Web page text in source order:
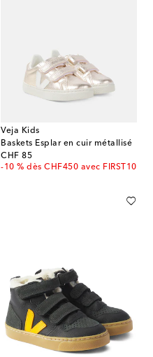
Veja Kids
Baskets Esplar en cuir métallisé
CHF 85
original price
-10 % dès CHF450 avec FIRST10